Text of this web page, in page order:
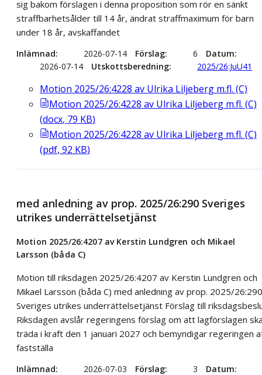
sig bakom förslagen i denna proposition som rör en sänkt
straffbarhetsålder till 14 år, ändrat straffmaximum för barn
under 18 år, avskaffandet
Inlämnad 2026-07-14 Förslag 6
Datum
2026-07-14
Utskottsberedning 2025/26:JuU41
Motion 2025/26:4228 av Ulrika Liljeberg m.fl. (C)
Motion 2025/26:4228 av Ulrika Liljeberg m.fl. (C)
(docx, 79 KB)
Motion 2025/26:4228 av Ulrika Liljeberg m.fl. (C)
(pdf, 92 KB)
med anledning av prop. 2025/26:290 Sveriges
utrikes underrättelsetjänst
Motion 2025/26:4207 av Kerstin Lundgren och Mikael
Larsson (båda C)
Motion till riksdagen 2025/26:4207 av Kerstin Lundgren och
Mikael Larsson (båda C) med anledning av prop. 2025/26:290
Sveriges utrikes underrättelsetjänst Förslag till
Riksdagen avslår regeringens förslag om att lagförslagen
träda i kraft den 1 januari 2027 och bemyndigar regeringen
fastställa
Inlämnad 2026-07-03 Förslag 3
Datum